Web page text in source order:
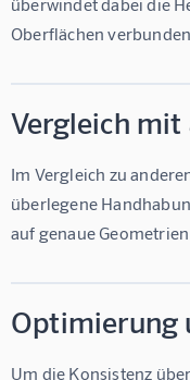
Oberflächen
Vergleich
Im Vergleich zu
überlegene
auf genaue
Optimierung
Um die Konsistenz